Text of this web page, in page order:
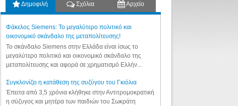
Δημοφιλή Σχόλια Αρχείο
Φάκελος Siemens: Το μεγαλύτερο πολιτικό και
οικονομικό σκάνδαλο της μεταπολίτευσης!
Το σκάνδαλο Siemens στην Ελλάδα είναι ίσως το
μεγαλύτερο πολιτικό και οικονομικό σκάνδαλο της
μεταπολίτευσης και αφορά σε χρηματισμό Ελλήν...
Συγκλονίζει η κατάθεση της συζύγου του Γκιόλια
Έπειτα από 3,5 χρόνια κλήθηκε στην Αντιτρομοκρατική
η σύζυγος και μητέρα των παιδιών του Σωκράτη